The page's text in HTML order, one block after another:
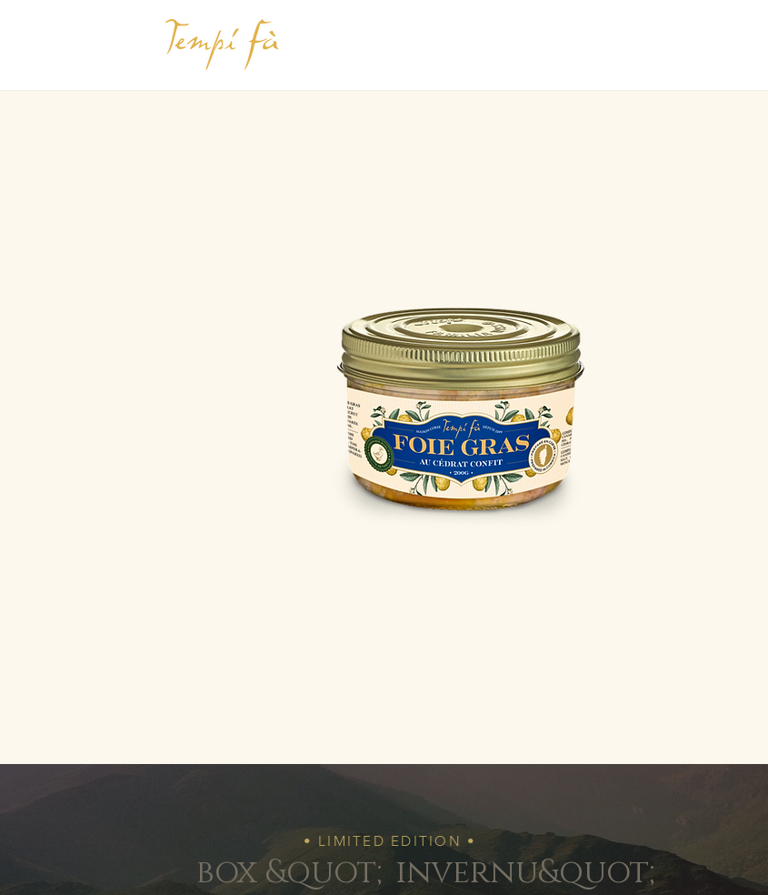
• LIMITED EDITION •
box &quot;invernu&quot;